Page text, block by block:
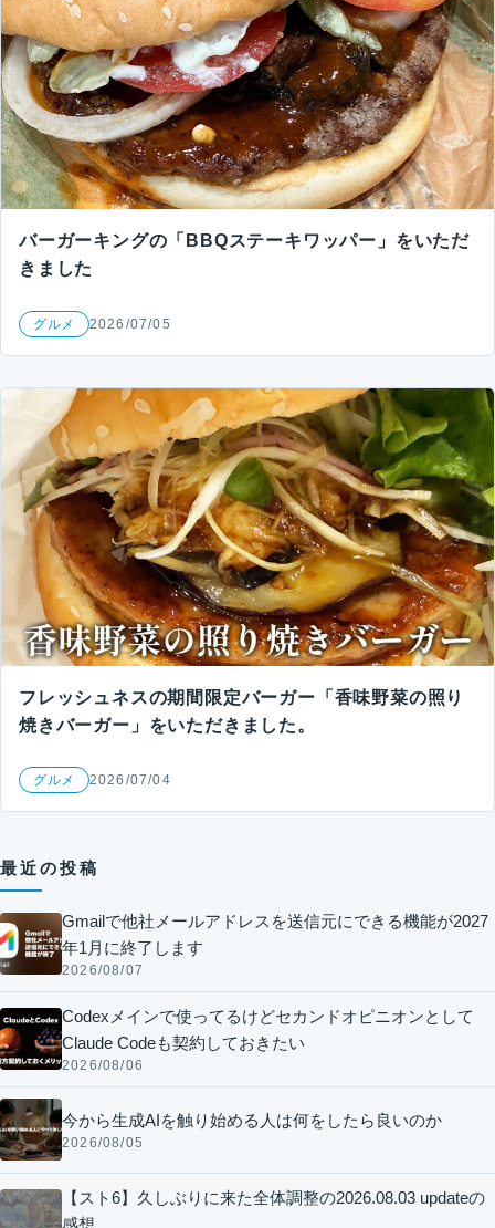
バーガーキングの「BBQステーキワッパー」をいただ
きました
グルメ 2026/07/05
フレッシュネスの期間限定バーガー「香味野菜の照り
焼きバーガー」をいただきました。
グルメ 2026/07/04
最近の投稿
Gmailで他社メールアドレスを送信元にできる機能が2027
年1月に終了します
2026/08/07
Codexメインで使ってるけどセカンドオピニオンとして
Claude Codeも契約しておきたい
2026/08/06
今から生成AIを触り始める人は何をしたら良いのか
2026/08/05
【スト6】久しぶりに来た全体調整の2026.08.03 updateの